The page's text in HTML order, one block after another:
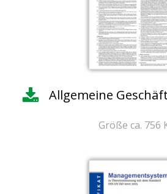
Allgemeine
Größe ca. 756